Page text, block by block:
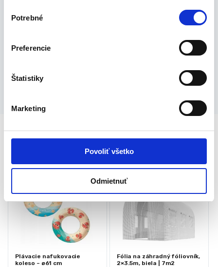
Potrebné
Preferencie
Štatistiky
Marketing
Povoliť všetko
Odmietnuť
Kalové čerpadlo s drvičom | PM-PDS-
Plávacie nafukovacie
koleso – ø61 cm
Fólia na záhradný fóliovník,
2×3.5m, biela | 7m2